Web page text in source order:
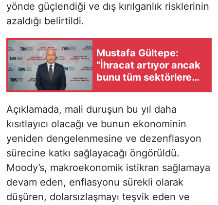
yönde güçlendiği ve dış kırılganlık risklerinin
azaldığı belirtildi.
Mustafa Gültepe:
"İhracat artıyor ancak
bunu tüm sektörlere
Açıklamada, mali duruşun bu yıl daha
kısıtlayıcı olacağı ve bunun ekonominin
yeniden dengelenmesine ve dezenflasyon
sürecine katkı sağlayacağı öngörüldü.
Moody’s, makroekonomik istikrarı sağlamaya
devam eden, enflasyonu sürekli olarak
düşüren, dolarsızlaşmayı teşvik eden ve